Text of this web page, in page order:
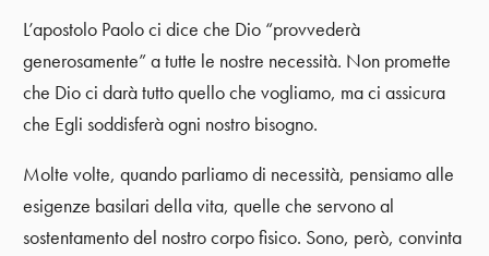
L’apostolo Paolo ci dice che Dio “provvederà
generosamente” a tutte le nostre necessità. Non promette
che Dio ci darà tutto quello che vogliamo, ma ci assicura
che Egli soddisferà ogni nostro bisogno.
Molte volte, quando parliamo di necessità, pensiamo alle
esigenze basilari della vita, quelle che servono al
sostentamento del nostro corpo fisico. Sono, però, convinta